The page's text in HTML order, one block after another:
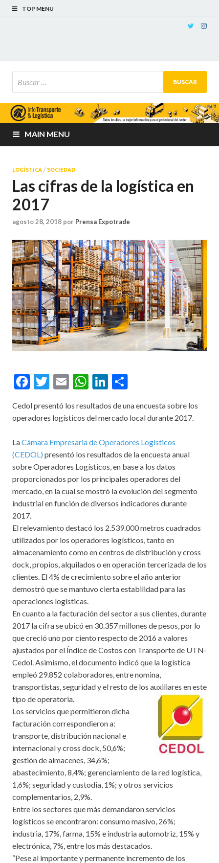
TOP MENU
MAIN MENU
LOGÍSTICA / SOCIEDAD
Las cifras de la logística en
2017
agosto 28, 2018 por Prensa Expotrade
Facebook
Twitter
EmailWhatsApp
LinkedIn
Cedol presentó los resultados de una encuesta sobre los
operadores logísticos del mercado local durante 2017.
LaCámara Empresaria de Operadores Logísticos
(CEDOL) presentó los resultados de la encuesta anual
sobre Operadores Logísticos, en base a los datos
proporcionados por los principales operadores del
mercado, en la cual se mostró la evolución del segmento
industrial en función de diversos indicadores durante
2017.
El relevamiento destacó los 2.539.000 metros cuadrados
utilizados por los operadores logísticos, tanto en
almacenamiento como en centros de distribución y cross
dock, propios, alquilados o en operación tercerizada de los
clientes. El 4% de crecimiento sobre el año anterior
demostró que se mantuvo cierta estabilidad para las
operaciones logísticas.
En cuanto a la facturación del sector a sus clientes, durante
2017 la cifra se ubicó en 30.357 millones de pesos, por lo
que creció uno por ciento respecto de 2016 a valores
ajustados por el Índice de Costos con Transporte de UTN-
Cedol. Asimismo, el documento indicó que la logística
empleó 29.852 colaboradores, entre nomina,
transportistas, seguridad y el resto de los auxiliares en este
tipo de operatoria.
Los servicios que permitieron dicha
facturación correspondieron a:
transporte, distribución nacional e
internacional y cross dock, 50,6%;
gestión de almacenes, 34,6%;
abastecimiento, 8,4%; gerenciamiento de la red logística,
1,6%; seguridad y custodia, 1%; y otros servicios
complementarios, 2,9%.
Entre los sectores que más demandaron servicios
logísticos se encontraron: consumo masivo, 26%;
industria, 17%, farma, 15% e industria automotriz, 15% y
electrónica, 7%, entre los más destacados.
“Pese al importante y permanente incremento de los